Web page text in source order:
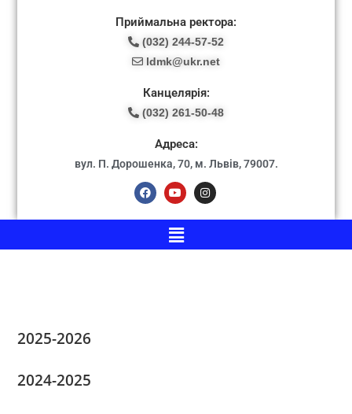
Приймальна ректора:
(032) 244-57-52
ldmk@ukr.net
Канцелярія:
(032) 261-50-48
Адреса:
вул. П. Дорошенка, 70, м. Львів, 79007.
2025-2026
2024-2025